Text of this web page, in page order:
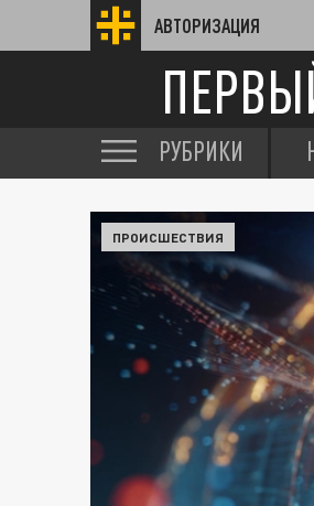
АВТОРИЗАЦИЯ
РУБРИКИ
ПРОИСШЕСТВИЯ